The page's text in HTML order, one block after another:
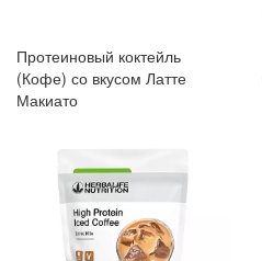
Протеиновый коктейль
(Кофе) со вкусом Латте
Макиато